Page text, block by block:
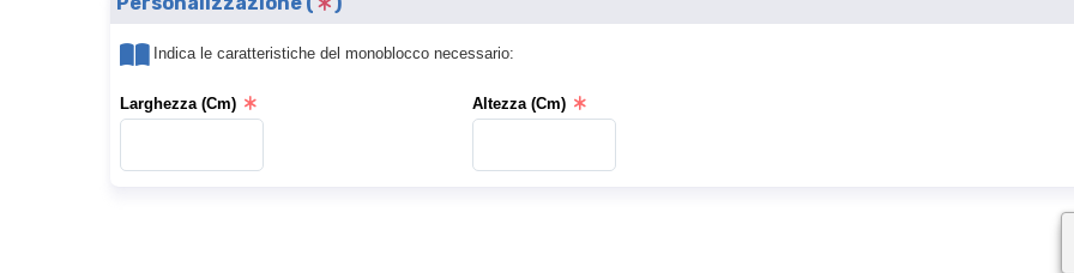
Indica le caratteristiche del monoblocco necessario:
Larghezza (Cm) Altezza (Cm)